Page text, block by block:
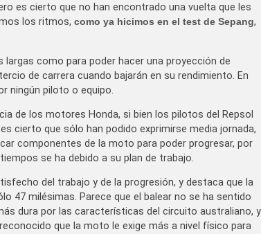
es cierto que no han encontrado una vuelta que les
los ritmos, como ya hicimos en el test de Sepang,
como para poder hacer una proyección de
de carrera cuando bajarán en su rendimiento. En
ningún piloto o equipo.
de los motores Honda, si bien los pilotos del Repsol
cierto que sólo han podido exprimirse media jornada,
componentes de la moto para poder progresar, por
se ha debido a su plan de trabajo.
del trabajo y de la progresión, y destaca que la
47 milésimas. Parece que el balear no se ha sentido
dura por las características del circuito australiano, y
que la moto le exige más a nivel físico para